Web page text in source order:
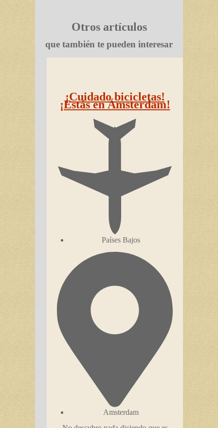
Otros artículos
que también te pueden interesar
¡Cuidado bicicletas!
¡Estás en Ámsterdam!
Países Bajos
Amsterdam